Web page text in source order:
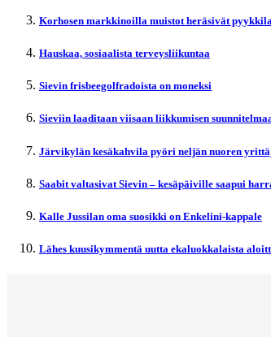
Korhosen markkinoilla muistot heräsivät
Hauskaa, sosiaalista terveysliikuntaa
Sievin frisbeegolfradoista on moneksi
Sieviin laaditaan viisaan liikkumisen
Järvikylän kesäkahvila pyöri neljän nuoren
Saabit valtasivat Sievin – kesäpäiville saapui
Kalle Jussilan oma suosikki on Enkelini-kappale
Lähes kuusikymmentä uutta ekaluokkalaista